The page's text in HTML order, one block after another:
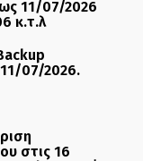
11/07/2026
κ.τ.λ
07/2026.
στις 16